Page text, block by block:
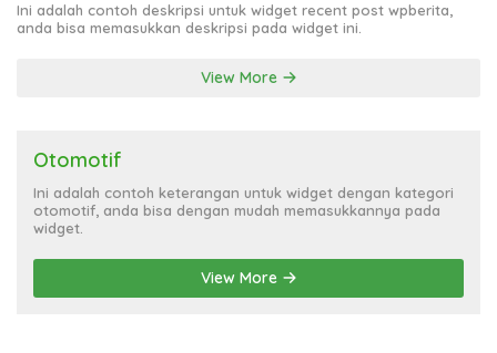
Ini adalah contoh deskripsi untuk widget recent post wpberita,
anda bisa memasukkan deskripsi pada widget ini.
View More
Otomotif
Ini adalah contoh keterangan untuk widget dengan kategori
otomotif, anda bisa dengan mudah memasukkannya pada
widget.
View More